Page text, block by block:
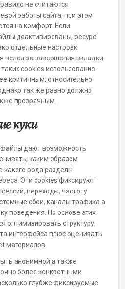
не считаются
работы сайта, при этом
на комфорт. Если
деактивированы, ресурс
отдельные настроек
вслед за завершения вкладки
cookies использование
критичным, относительно
так же равно должно
прозрачным.
куки
дают возможность
каким образом
какого рода разделы
Эти cookies фиксируют
переходы, частоту
сбои, каналы трафика а
поведения. По основе этих
оптимизировать структуру,
интерфейса плюс оценивать
материалов.
анонимной а также
более конкретными
глубже фиксируемые